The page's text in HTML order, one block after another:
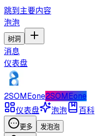
跳到主要内容
泡泡
树洞
消息
仪表盘
2SOMEone2SOMEone
仪表盘
泡泡 百科
更多 发泡泡